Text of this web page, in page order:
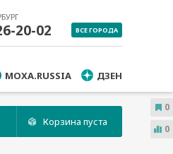
20-02 ВСЕ ГОРОДА
MOXA.RUSSIA ДЗЕН
Корзина пуста
0
0